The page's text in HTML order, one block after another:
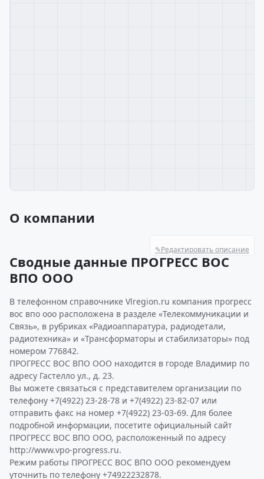
О компании
✎Редактировать описание
Сводные данные ПРОГРЕСС ВОС
ВПО ООО
В телефонном справочнике Vlregion.ru компания прогресс
вос впо ооо расположена в разделе «Телекоммуникации и
Связь», в рубриках «Радиоаппаратура, радиодетали,
радиотехника» и «Трансформаторы и стабилизаторы» под
номером 776842.
ПРОГРЕСС ВОС ВПО ООО находится в городе Владимир по
адресу Гастелло ул., д. 23.
Вы можете связаться с представителем организации по
телефону +7(4922) 23-28-78 и +7(4922) 23-82-07 или
отправить факс на номер +7(4922) 23-03-69. Для более
подробной информации, посетите официальный сайт
ПРОГРЕСС ВОС ВПО ООО, расположенный по адресу
http://www.vpo-progress.ru.
Режим работы ПРОГРЕСС ВОС ВПО ООО рекомендуем
уточнить по телефону +74922232878.